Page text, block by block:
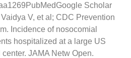
Scholar
V, et al; CDC Prevention
Incidence of nosocomial
hospitalized at a large US
JAMA Netw Open.